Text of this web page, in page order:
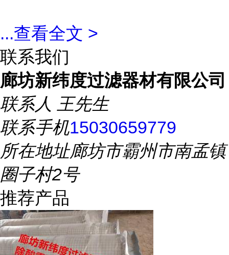
...查看全文 >
联系我们
廊坊新纬度过滤器材有限公司
联系人 王先生
联系手机15030659779
所在地址廊坊市霸州市南孟镇
圈子村2号
推荐产品